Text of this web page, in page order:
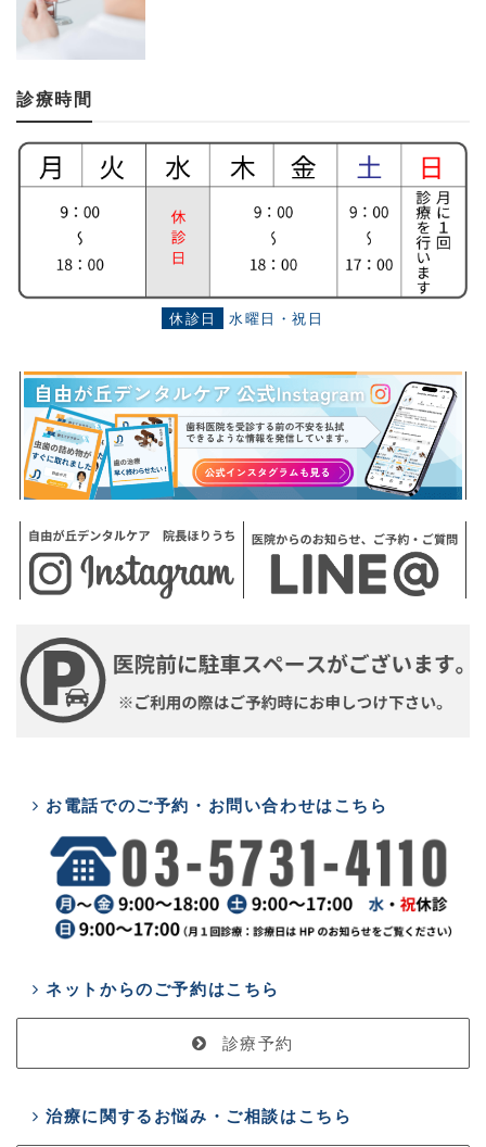
診療時間
休診日 水曜日・祝日
お電話でのご予約・お問い合わせはこちら
ネットからのご予約はこちら
診療予約
治療に関するお悩み・ご相談はこちら